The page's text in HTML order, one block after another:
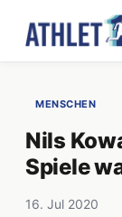
MENSCHEN
Nils
Spiele
16. Jul 2020